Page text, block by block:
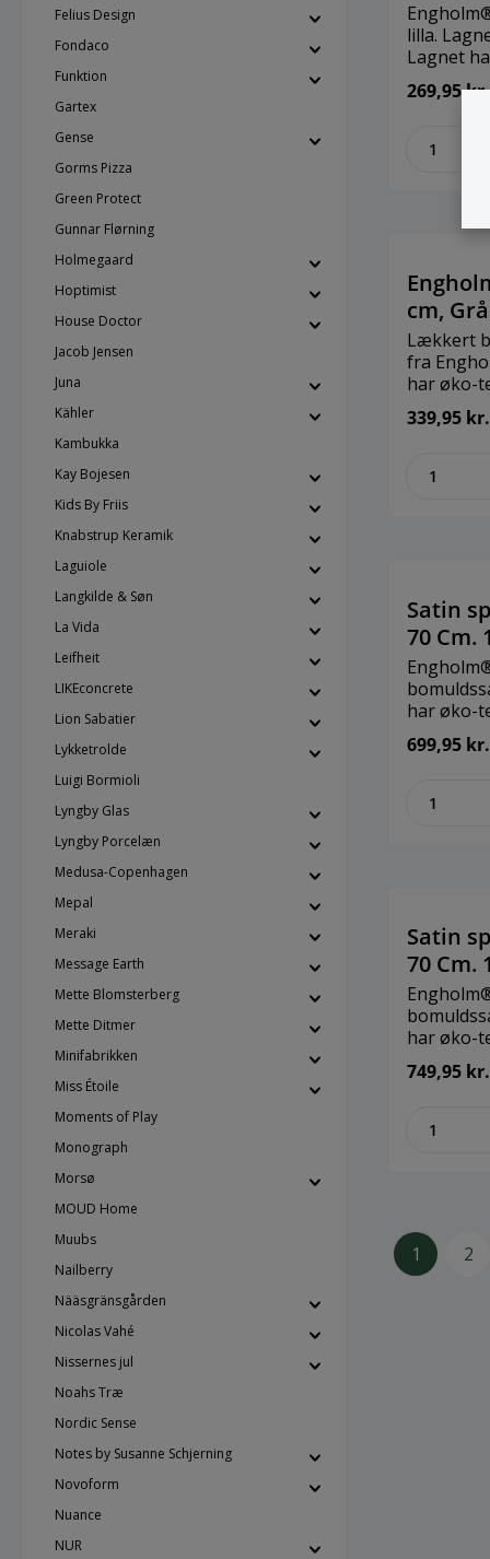
Felius Design
Fondaco
Funktion
Gartex
Gense
Gorms Pizza
Green Protect
Gunnar Flørning
Holmegaard
Hoptimist
House Doctor
Jacob Jensen
Juna
Kähler
Kambukka
Kay Bojesen
Kids By Friis
Knabstrup Keramik
Laguiole
Langkilde & Søn
La Vida
Leifheit
LIKEconcrete
Lion Sabatier
Lykketrolde
Luigi Bormioli
Lyngby Glas
Lyngby Porcelæn
Medusa-Copenhagen
Mepal
Meraki
Message Earth
Mette Blomsterberg
Mette Ditmer
Minifabrikken
Miss Étoile
Moments of Play
Monograph
Morsø
MOUD Home
Muubs
Nailberry
Nääsgränsgården
Nicolas Vahé
Nissernes jul
Noahs Træ
Nordic Sense
Notes by Susanne Schjerning
Novoform
Nuance
NUR
lilla.
Lagnet
nogen
grader /
269,95 kr.
cm,
Lækkert
fra
har øko-
nogen
grader /
339,95 kr.
Satin
70 Cm.
har øko-
H-lagen
en stor
60
80 grader.
699,95 kr.
Satin
70 Cm.
har øko-
H-lagen
en stor
60
80 grader.
749,95 kr.
1 2